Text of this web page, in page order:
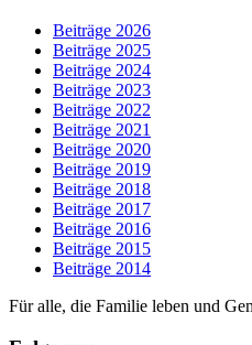
Beiträge 2026
Beiträge 2025
Beiträge 2024
Beiträge 2023
Beiträge 2022
Beiträge 2021
Beiträge 2020
Beiträge 2019
Beiträge 2018
Beiträge 2017
Beiträge 2016
Beiträge 2015
Beiträge 2014
Für alle, die Familie leben und